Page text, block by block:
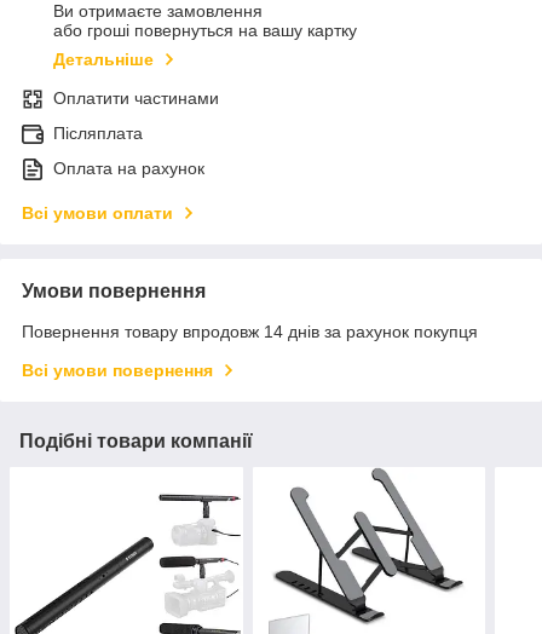
Ви отримаєте замовлення
або гроші повернуться на вашу картку
Детальніше
Оплатити частинами
Післяплата
Оплата на рахунок
Всі умови оплати
Умови повернення
Повернення товару впродовж 14 днів за рахунок покупця
Всі умови повернення
Подібні товари компанії